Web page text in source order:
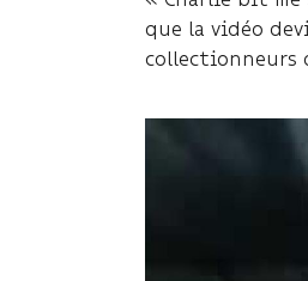
que la vidéo
collectionneurs